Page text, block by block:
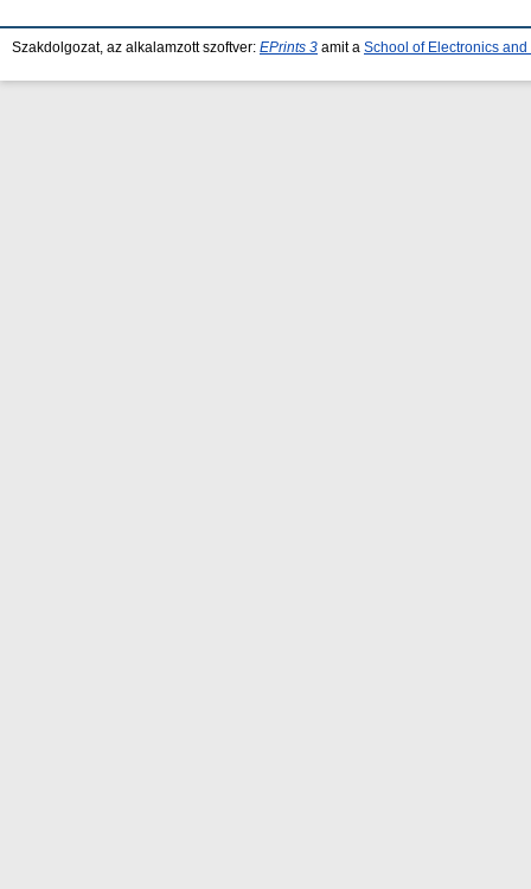
Szakdolgozat, az alkalamzott szoftver: EPrints 3 amit a School of Electronics